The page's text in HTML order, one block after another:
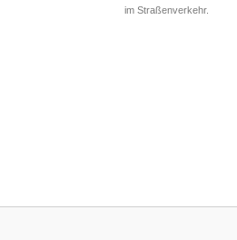
im Straßenverkehr.